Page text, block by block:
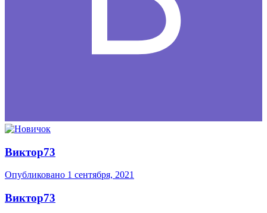
Виктор73
Опубликовано 1 сентября, 2021
Виктор73